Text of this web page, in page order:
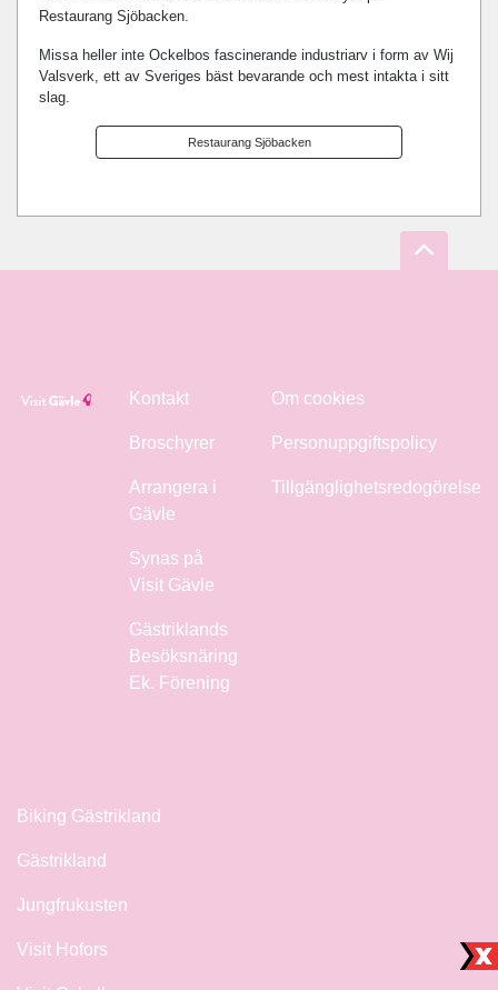
Restaurang Sjöbacken.
Missa heller inte Ockelbos fascinerande industriarv i form av Wij
Valsverk, ett av Sveriges bäst bevarande och mest intakta i sitt
slag.
Restaurang Sjöbacken
Kontakt
Broschyrer
Arrangera i
Gävle
Synas på
Visit Gävle
Gästriklands
Besöksnäring
Ek. Förening
Om cookies
Personuppgiftspolicy
Tillgänglighetsredogörelse
Biking Gästrikland
Gästrikland
Jungfrukusten
Visit Hofors